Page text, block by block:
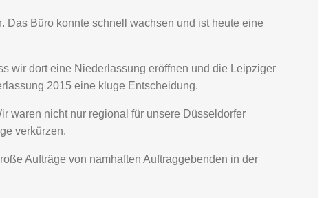
Das Büro konnte schnell wachsen und ist heute eine
wir dort eine Niederlassung eröffnen und die Leipziger
2015 eine kluge Entscheidung.
waren nicht nur regional für unsere Düsseldorfer
verkürzen.
Aufträge von namhaften Auftraggebenden in der